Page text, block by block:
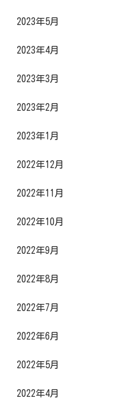
2023年5月
2023年4月
2023年3月
2023年2月
2023年1月
2022年12月
2022年11月
2022年10月
2022年9月
2022年8月
2022年7月
2022年6月
2022年5月
2022年4月